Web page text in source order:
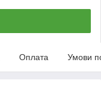
Оплата Умови